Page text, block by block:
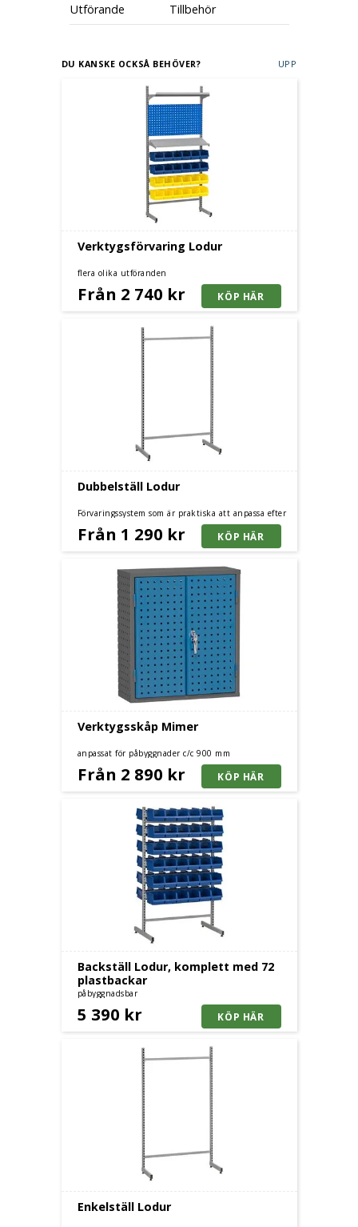
Utförande
Tillbehör
DU KANSKE OCKSÅ BEHÖVER? UPP
Verktygsförvaring Lodur
flera olika utföranden
Från 2 740 kr
Dubbelställ Lodur
Förvaringssystem som är praktiska att anpassa efter
era behov, Finns i olika storlekar.
Från 1 290 kr
Verktygsskåp Mimer
anpassat för påbyggnader c/c 900 mm
Från 2 890 kr
Backställ Lodur, komplett med 72
plastbackar
påbyggnadsbar
5 390 kr
Enkelställ Lodur